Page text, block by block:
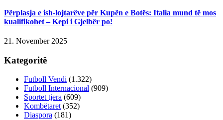
Përplasja e ish-lojtarëve për Kupën e Botës: Italia mund të mos
kualifikohet – Kepi i Gjelbër po!
21. November 2025
Kategoritë
Futboll Vendi (1.322)
Futboll Internacional (909)
Sportet tjera (609)
Kombëtaret (352)
Diaspora (181)